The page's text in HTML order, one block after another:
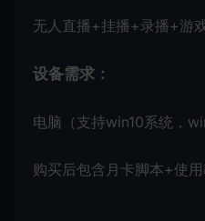
无人直播+挂播+录播+游
设备需求：
电脑（支持win10系统，
购买后包含月卡脚本+使